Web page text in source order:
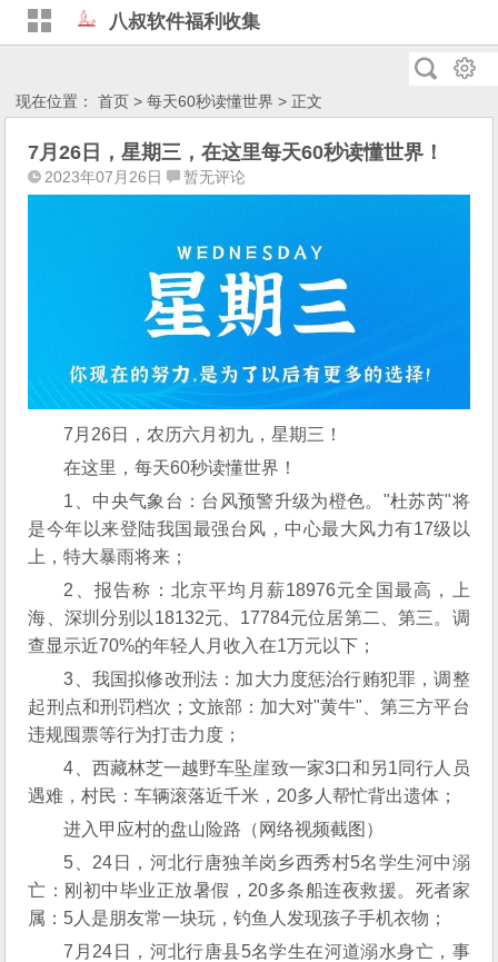
八叔软件福利收集
现在位置：首页 >每天60秒读懂世界 > 正文
7月26日，星期三，在这里每天60秒读懂世界！
2023年07月26日 暂无评论
7月26日，农历六月初九，星期三！
在这里，每天60秒读懂世界！
1、中央气象台：台风预警升级为橙色。"杜苏芮"将
是今年以来登陆我国最强台风，中心最大风力有17级以
上，特大暴雨将来；
2、报告称：北京平均月薪18976元全国最高，上
海、深圳分别以18132元、17784元位居第二、第三。调
查显示近70%的年轻人月收入在1万元以下；
3、我国拟修改刑法：加大力度惩治行贿犯罪，调整
起刑点和刑罚档次；文旅部：加大对"黄牛"、第三方平台
违规囤票等行为打击力度；
4、西藏林芝一越野车坠崖致一家3口和另1同行人员
遇难，村民：车辆滚落近千米，20多人帮忙背出遗体；
进入甲应村的盘山险路（网络视频截图）
5、24日，河北行唐独羊岗乡西秀村5名学生河中溺
亡：刚初中毕业正放暑假，20多条船连夜救援。死者家
属：5人是朋友常一块玩，钓鱼人发现孩子手机衣物；
7月24日，河北行唐县5名学生在河道溺水身亡，事